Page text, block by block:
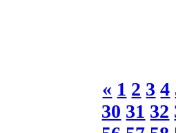
« 1 2 3 4
30 31 32